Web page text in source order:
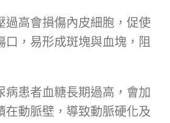
過高會損傷內皮細胞，促使
口，易形成斑塊與血塊，阻
病患者血糖長期過高，會加
在動脈壁，導致動脈硬化及